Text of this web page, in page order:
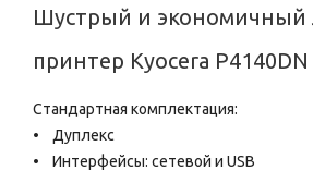
Шустрый и экономичный
принтер Kyocera P4140DN
Стандартная комплектация:
• Дуплекс
• Интерфейсы: сетевой и USB